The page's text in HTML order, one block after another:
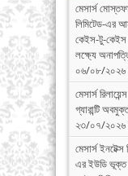
মেসার্স মোস্তফা
লিমিটেড-এর
কেইস-টু-কেইস
লক্ষ্যে
০৬/০৮/২০২৬
মেসার্স
গ্যারান্টি
২৩/০৭/২০২৬
মেসার্স ইনটেক্স
এর ইউডি ভূক্ত